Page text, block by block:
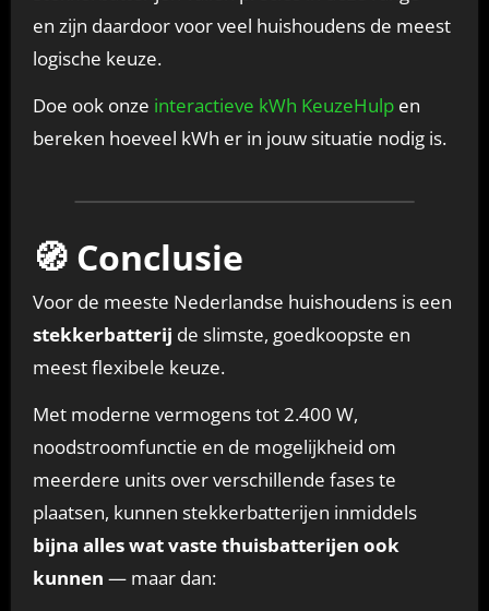
en zijn daardoor voor veel huishoudens de meest
logische keuze.
Doe ook onze interactieve kWh KeuzeHulpen
bereken hoeveel kWh er in jouw situatie nodig is.
🧭 Conclusie
Voor de meeste Nederlandse huishoudens is een
stekkerbatterij de slimste, goedkoopste en
meest flexibele keuze.
Met moderne vermogens tot 2.400 W,
noodstroomfunctie en de mogelijkheid om
meerdere units over verschillende fases te
plaatsen, kunnen stekkerbatterijen inmiddels
bijna alles wat vaste thuisbatterijen ook
kunnen — maar dan: